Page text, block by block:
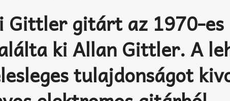
Gittler gitárt az 1970-es
ki Allan Gittler. A
tulajdonságot